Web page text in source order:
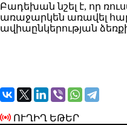
Բադեխան նշել է, որ
առաջարկեն առավել
ավիաընկերության
ՈՒՂԻՂ ԵԹԵՐ